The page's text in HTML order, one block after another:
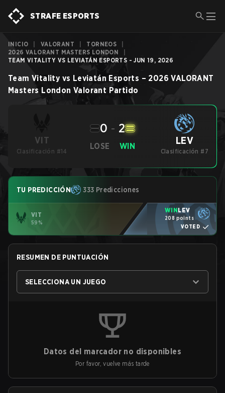
STRAFE ESPORTS
INICIO VALORANT TORNEOS
2026 VALORANT MASTERS LONDON
TEAM VITALITY VS LEVIATÁN ESPORTS - JUN 19, 2026
Team Vitality vs Leviatán Esports – 2026 VALORANT
Masters London Valorant Partido
VIT
Clasificación #14
LOSE
0 - 2
WIN LEV
Clasificación #7
TU PREDICCIÓN 333 Predicciones
VIT
59%
WINLEV
208 points
VOTED
RESUMEN DE PUNTUACIÓN
SELECCIONA UN JUEGO
Datos del marcador no disponibles
Por favor, vuelve más tarde